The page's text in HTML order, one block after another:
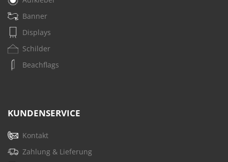
Banner
Displays
Schilder
Beachflags
KUNDENSERVICE
Kontakt
Zahlung & Lieferung